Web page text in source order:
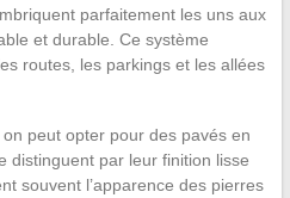
parfaitement les uns aux
et durable. Ce système
routes, les parkings et les allées
peut opter pour des pavés en
distinguent par leur finition lisse
souvent l’apparence des pierres